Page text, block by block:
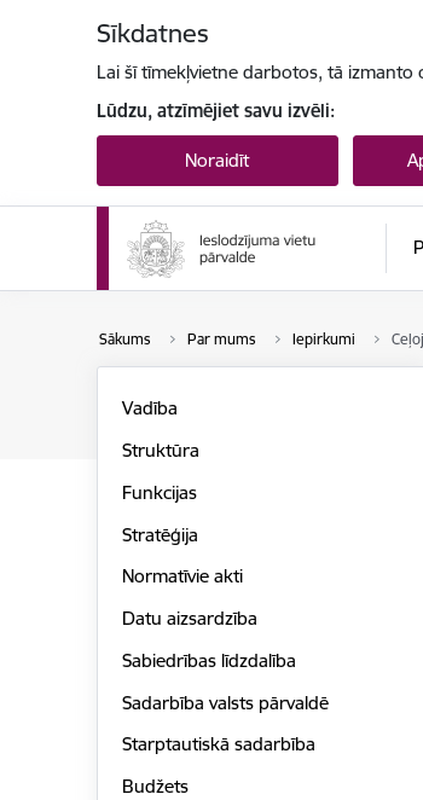
Sīkdatnes
Lai šī tīmekļvietne darbotos, tā izmanto
Lūdzu, atzīmējiet savu izvēli:
Noraidīt
Sākums Par mums Iepirkumi
Vadība
Struktūra
Funkcijas
Stratēģija
Normatīvie akti
Datu aizsardzība
Sabiedrības līdzdalība
Sadarbība valsts pārvaldē
Starptautiskā sadarbība
Budžets